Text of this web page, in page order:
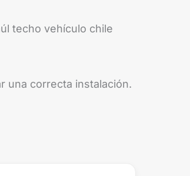
techo vehículo chile
una correcta instalación.